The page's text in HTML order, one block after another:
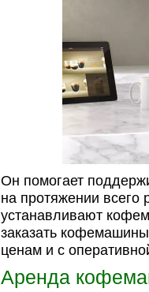
Он помогает
на протяжении всего
устанавливают
заказать
ценам и с
Аренда